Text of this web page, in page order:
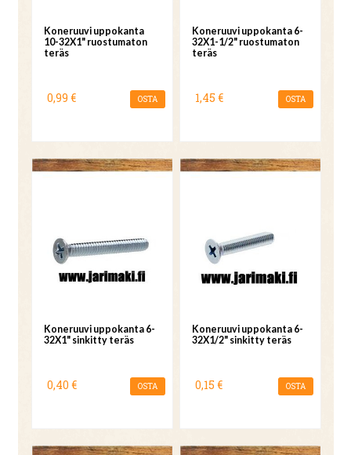
Koneruuvi uppokanta
10-32X1" ruostumaton
teräs
0,99 € OSTA
Koneruuvi uppokanta 6-
32X1-1/2" ruostumaton
teräs
1,45 € OSTA
Koneruuvi uppokanta 6-
32X1" sinkitty teräs
0,40 € OSTA
Koneruuvi uppokanta 6-
32X1/2" sinkitty teräs
0,15 € OSTA